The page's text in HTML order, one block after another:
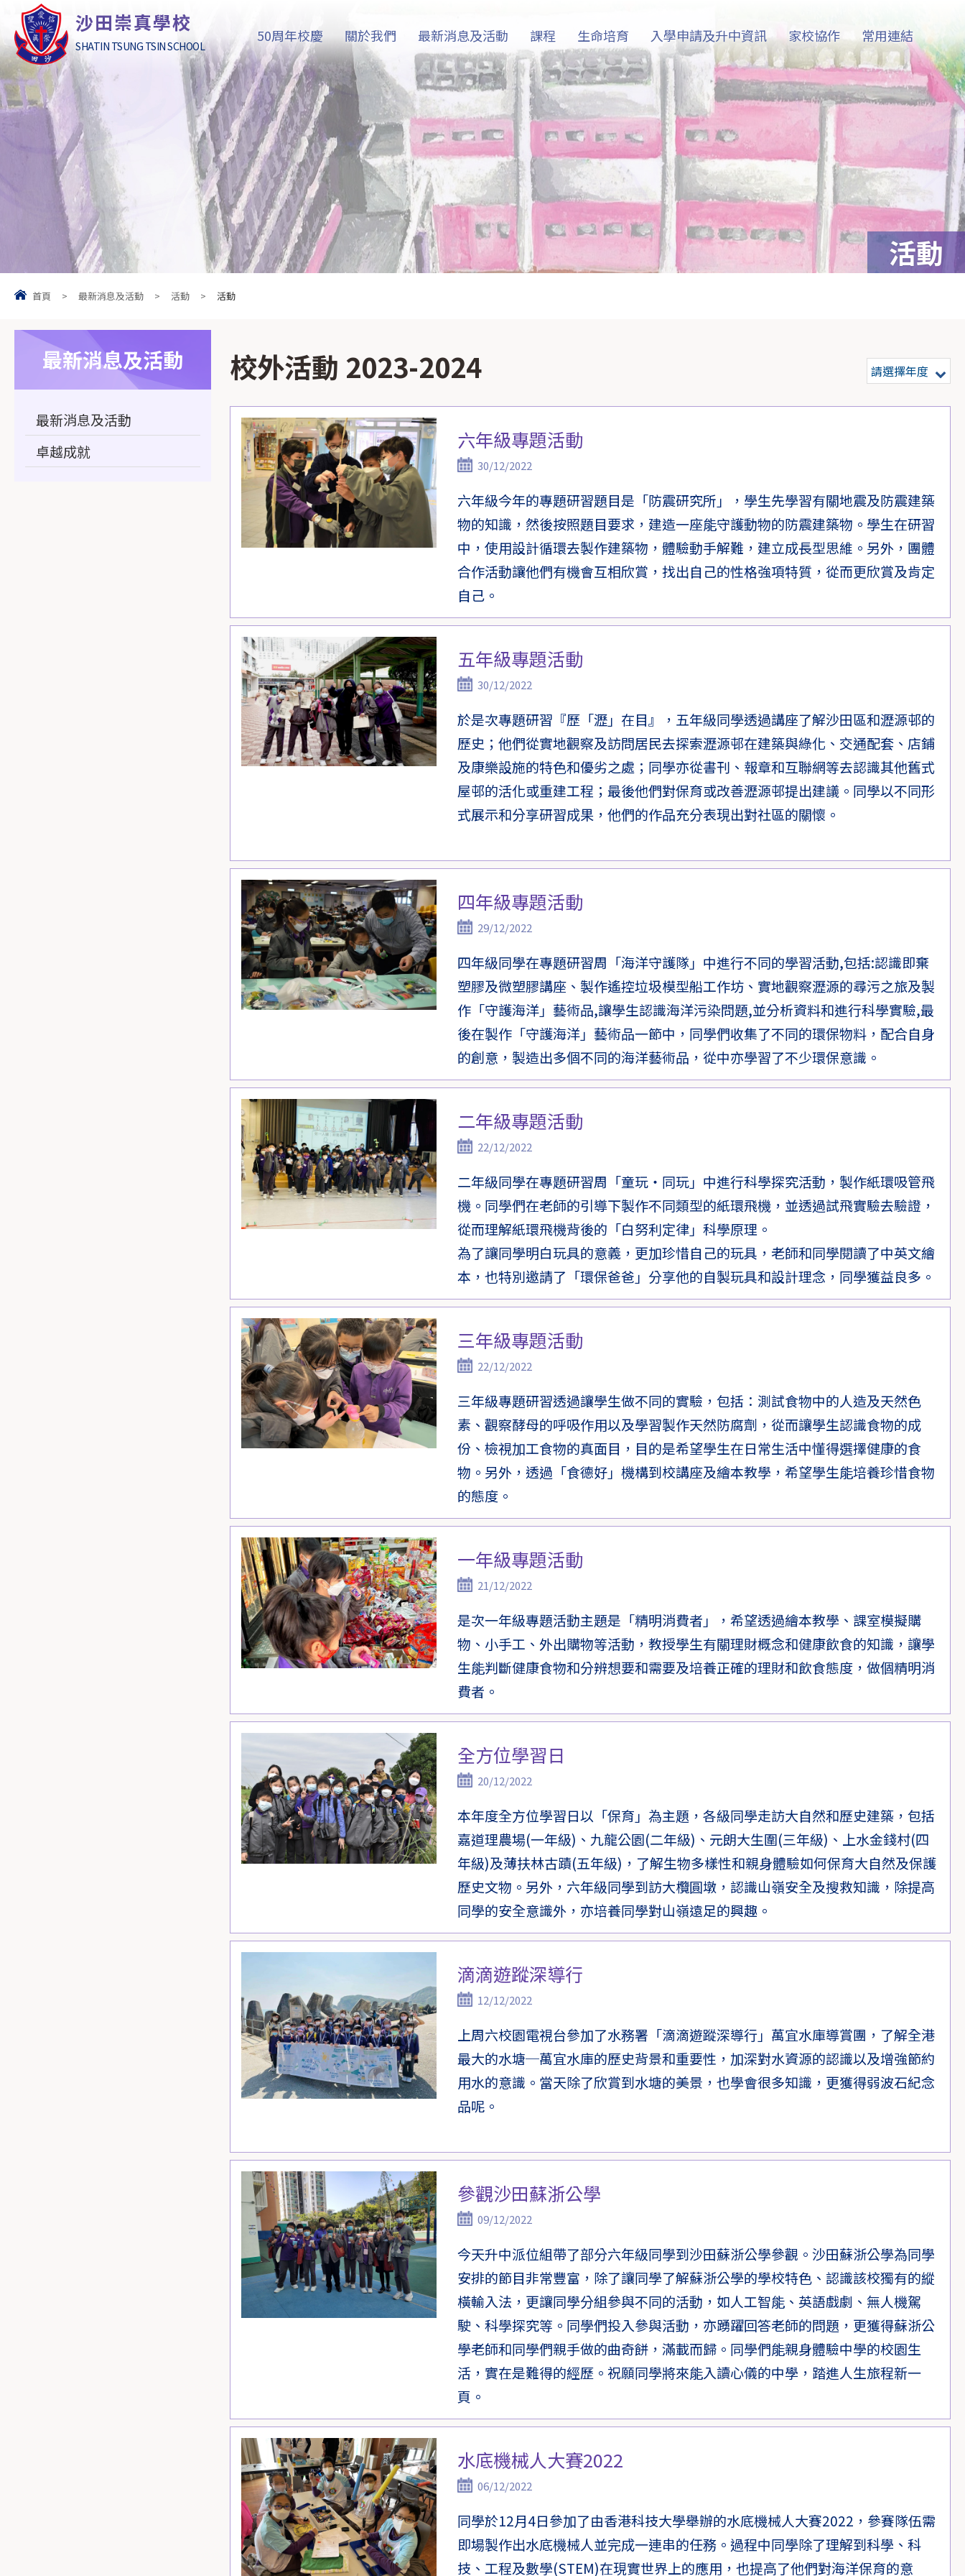
沙田崇真學校
SHATIN TSUNG TSIN SCHOOL
50周年校慶 關於我們 最新消息及活動 課程 生命培育 入學申請及升中資訊 家校協作 常用連結
活動
首頁 > 最新消息及活動 > 活動 > 活動
校外活動 2023-2024 請選擇年度
六年級專題活動
30/12/2022
六年級今年的專題研習題目是「防震研究所」，學生先學習有關地震及防震建築
物的知識，然後按照題目要求，建造一座能守護動物的防震建築物。學生在研習
中，使用設計循環去製作建築物，體驗動手解難，建立成長型思維。另外，團體
合作活動讓他們有機會互相欣賞，找出自己的性格強項特質，從而更欣賞及肯定
自己。
五年級專題活動
30/12/2022
於是次專題研習『歷「瀝」在目』，五年級同學透過講座了解沙田區和瀝源邨的
歷史；他們從實地觀察及訪問居民去探索瀝源邨在建築與綠化、交通配套、店鋪
及康樂設施的特色和優劣之處；同學亦從書刊、報章和互聯網等去認識其他舊式
屋邨的活化或重建工程；最後他們對保育或改善瀝源邨提出建議。同學以不同形
式展示和分享研習成果，他們的作品充分表現出對社區的關懷。
四年級專題活動
29/12/2022
四年級同學在專題研習周「海洋守護隊」中進行不同的學習活動,包括:認識即棄
塑膠及微塑膠講座、製作遙控垃圾模型船工作坊、實地觀察瀝源的尋污之旅及製
作「守護海洋」藝術品,讓學生認識海洋污染問題,並分析資料和進行科學實驗,最
後在製作「守護海洋」藝術品一節中，同學們收集了不同的環保物料，配合自身
的創意，製造出多個不同的海洋藝術品，從中亦學習了不少環保意識。
二年級專題活動
22/12/2022
二年級同學在專題研習周「童玩‧同玩」中進行科學探究活動，製作紙環吸管飛
機。同學們在老師的引導下製作不同類型的紙環飛機，並透過試飛實驗去驗證，
從而理解紙環飛機背後的「白努利定律」科學原理。
為了讓同學明白玩具的意義，更加珍惜自己的玩具，老師和同學閱讀了中英文繪
本，也特別邀請了「環保爸爸」分享他的自製玩具和設計理念，同學獲益良多。
三年級專題活動
22/12/2022
三年級專題研習透過讓學生做不同的實驗，包括：測試食物中的人造及天然色
素、觀察酵母的呼吸作用以及學習製作天然防腐劑，從而讓學生認識食物的成
份、檢視加工食物的真面目，目的是希望學生在日常生活中懂得選擇健康的食
物。另外，透過「食德好」機構到校講座及繪本教學，希望學生能培養珍惜食物
的態度。
一年級專題活動
21/12/2022
是次一年級專題活動主題是「精明消費者」，希望透過繪本教學、課室模擬購
物、小手工、外出購物等活動，教授學生有關理財概念和健康飲食的知識，讓學
生能判斷健康食物和分辨想要和需要及培養正確的理財和飲食態度，做個精明消
費者。
全方位學習日
20/12/2022
本年度全方位學習日以「保育」為主題，各級同學走訪大自然和歷史建築，包括
嘉道理農場(一年級)、九龍公園(二年級)、元朗大生圍(三年級)、上水金錢村(四
年級)及薄扶林古蹟(五年級)，了解生物多樣性和親身體驗如何保育大自然及保護
歷史文物。另外，六年級同學到訪大欖圓墩，認識山嶺安全及搜救知識，除提高
同學的安全意識外，亦培養同學對山嶺遠足的興趣。
滴滴遊蹤深導行
12/12/2022
上周六校園電視台參加了水務署「滴滴遊蹤深導行」萬宜水庫導賞團，了解全港
最大的水塘─萬宜水庫的歷史背景和重要性，加深對水資源的認識以及增強節約
用水的意識。當天除了欣賞到水塘的美景，也學會很多知識，更獲得弱波石紀念
品呢。
參觀沙田蘇浙公學
09/12/2022
今天升中派位組帶了部分六年級同學到沙田蘇浙公學參觀。沙田蘇浙公學為同學
安排的節目非常豐富，除了讓同學了解蘇浙公學的學校特色、認識該校獨有的縱
橫輸入法，更讓同學分組參與不同的活動，如人工智能、英語戲劇、無人機駕
駛、科學探究等。同學們投入參與活動，亦踴躍回答老師的問題，更獲得蘇浙公
學老師和同學們親手做的曲奇餅，滿載而歸。同學們能親身體驗中學的校園生
活，實在是難得的經歷。祝願同學將來能入讀心儀的中學，踏進人生旅程新一
頁。
水底機械人大賽2022
06/12/2022
同學於12月4日參加了由香港科技大學舉辦的水底機械人大賽2022，參賽隊伍需
即場製作出水底機械人並完成一連串的任務。過程中同學除了理解到科學、科
技、工程及數學(STEM)在現實世界上的應用，也提高了他們對海洋保育的意
最新消息及活動
最新消息及活動
卓越成就